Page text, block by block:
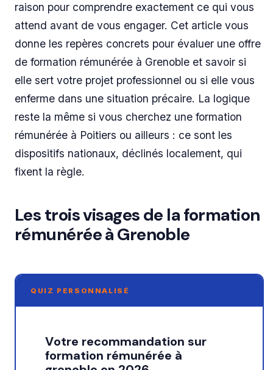
raison pour comprendre exactement ce qui vous
attend avant de vous engager. Cet article vous
donne les repères concrets pour évaluer une offre
de formation rémunérée à Grenoble et savoir si
elle sert votre projet professionnel ou si elle vous
enferme dans une situation précaire. La logique
reste la même si vous cherchez une formation
rémunérée à Poitiers ou ailleurs : ce sont les
dispositifs nationaux, déclinés localement, qui
fixent la règle.
Les trois visages de la formation
rémunérée à Grenoble
QUIZ PERSONNALISÉ
Votre recommandation sur
formation rémunérée à